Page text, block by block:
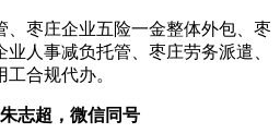
、枣庄企业五险一金整体外包、枣
人事减负托管、枣庄劳务派遣、
合规代办。
志超，微信同号